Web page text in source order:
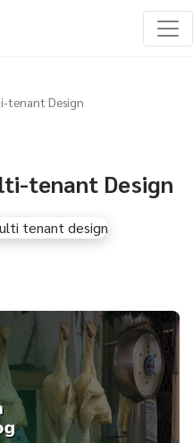
tenant Design
tenant Design